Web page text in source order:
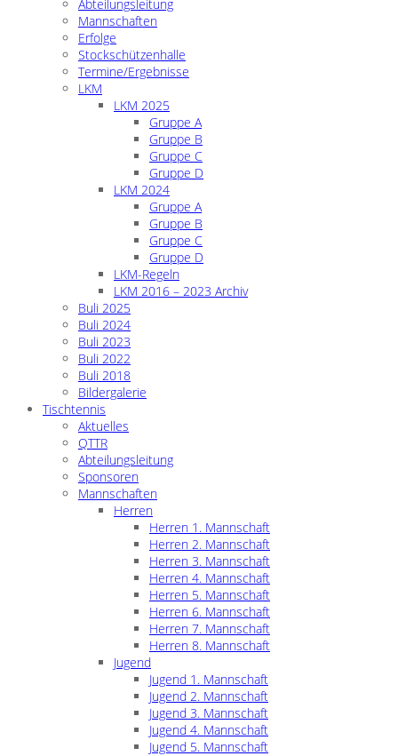
Abteilungsleitung
Mannschaften
Erfolge
Stockschützenhalle
Termine/Ergebnisse
LKM
LKM 2025
Gruppe A
Gruppe B
Gruppe C
Gruppe D
LKM 2024
Gruppe A
Gruppe B
Gruppe C
Gruppe D
LKM-Regeln
LKM 2016 – 2023 Archiv
Buli 2025
Buli 2024
Buli 2023
Buli 2022
Buli 2018
Bildergalerie
Tischtennis
Aktuelles
QTTR
Abteilungsleitung
Sponsoren
Mannschaften
Herren
Herren 1. Mannschaft
Herren 2. Mannschaft
Herren 3. Mannschaft
Herren 4. Mannschaft
Herren 5. Mannschaft
Herren 6. Mannschaft
Herren 7. Mannschaft
Herren 8. Mannschaft
Jugend
Jugend 1. Mannschaft
Jugend 2. Mannschaft
Jugend 3. Mannschaft
Jugend 4. Mannschaft
Jugend 5. Mannschaft